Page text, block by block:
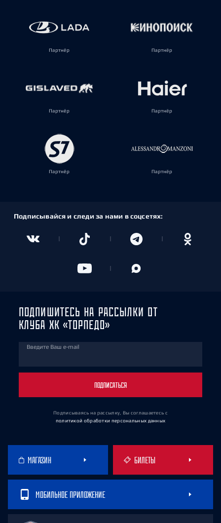
Партнёр Партнёр
Партнёр Партнёр
Партнёр Партнёр
Подписывайся и следи за нами в соцсетях:
ПОДПИШИТЕСЬ НА РАССЫЛКИ ОТ
КЛУБА ХК «ТОРПЕДО»
Введите Ваш e-mail
ПОДПИСАТЬСЯ
Подписываясь на рассылку, Вы соглашаетесь с
политикой обработки персональных данных
МАГАЗИН БИЛЕТЫ
МОБИЛЬНОЕ ПРИЛОЖЕНИЕ